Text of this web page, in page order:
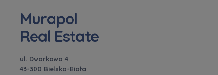
Murapol
Real Estate
ul. Dworkowa 4
43-300 Bielsko-Biała